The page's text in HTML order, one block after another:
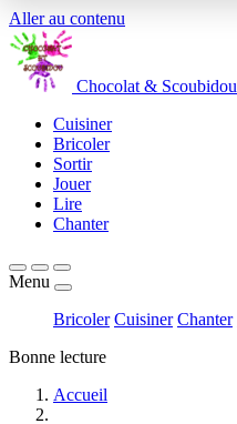
Aller au contenu
Chocolat & Scoubidou
Cuisiner
Bricoler
Sortir
Jouer
Lire
Chanter
Menu
Bricoler Cuisiner Chanter
Bonne lecture
Accueil